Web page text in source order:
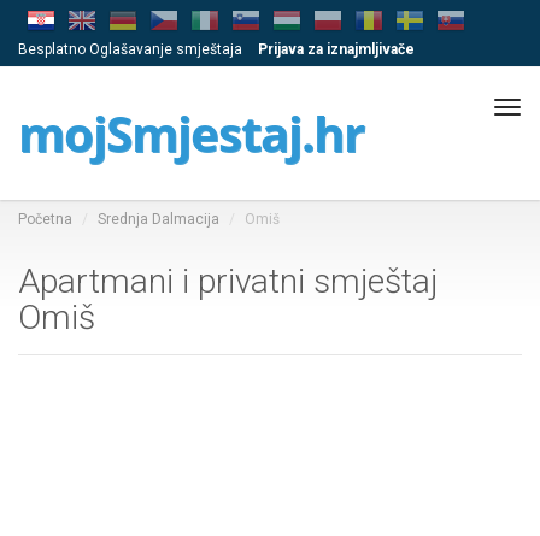
Besplatno Oglašavanje smještaja Prijava za iznajmljivače
mojSmjestaj.hr
Početna Srednja Dalmacija Omiš
Apartmani i privatni smještaj
Omiš